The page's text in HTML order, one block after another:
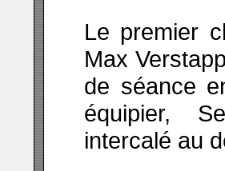
Le premier
Max
de séance
équipier,
intercalé au